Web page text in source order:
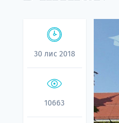
30 лис 2018
10663